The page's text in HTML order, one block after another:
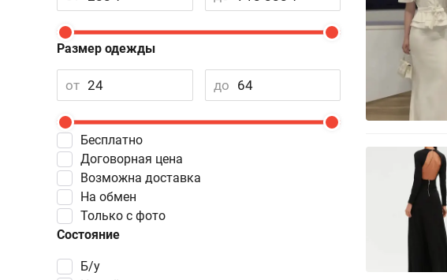
Бесплатно
Договорная цена
Возможна доставка
Состояние
Б/у
Размер одежды
от до
На обмен
Только с фото